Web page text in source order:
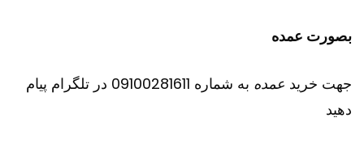
بصورت عمده
جهت خرید عمده
به شماره 09100281611 در تلگرام پیام
دهید